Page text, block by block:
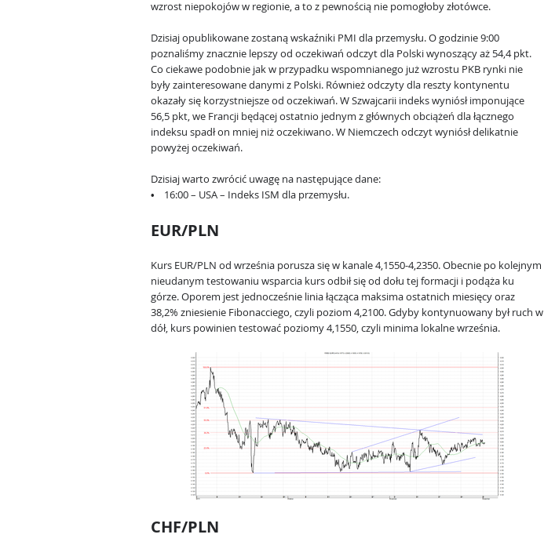
wzrost niepokojów w regionie, a to z pewnością nie pomogłoby złotówce.
Dzisiaj opublikowane zostaną wskaźniki PMI dla przemysłu. O godzinie 9:00
poznaliśmy znacznie lepszy od oczekiwań odczyt dla Polski wynoszący aż 54,4 pkt.
Co ciekawe podobnie jak w przypadku wspomnianego już wzrostu PKB rynki nie
były zainteresowane danymi z Polski. Również odczyty dla reszty kontynentu
okazały się korzystniejsze od oczekiwań. W Szwajcarii indeks wyniósł imponujące
56,5 pkt, we Francji będącej ostatnio jednym z głównych obciążeń dla łącznego
indeksu spadł on mniej niż oczekiwano. W Niemczech odczyt wyniósł delikatnie
powyżej oczekiwań.
Dzisiaj warto zwrócić uwagę na następujące dane:
• 16:00 – USA – Indeks ISM dla przemysłu.
EUR/PLN
Kurs EUR/PLN od września porusza się w kanale 4,1550-4,2350. Obecnie po kolejnym
nieudanym testowaniu wsparcia kurs odbił się od dołu tej formacji i podąża ku
górze. Oporem jest jednocześnie linia łącząca maksima ostatnich miesięcy oraz
38,2% zniesienie Fibonacciego, czyli poziom 4,2100. Gdyby kontynuowany był ruch w
dół, kurs powinien testować poziomy 4,1550, czyli minima lokalne września.
CHF/PLN